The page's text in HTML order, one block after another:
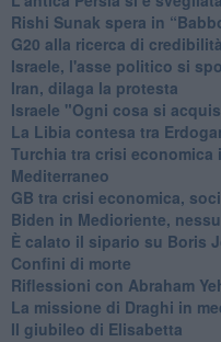
Rishi Sunak spera in
G20 alla ricerca di
Israele, l'asse politico si
Iran, dilaga la protesta
Israele "Ogni cosa si
La Libia contesa tra
Turchia tra crisi
Mediterraneo
GB tra crisi economica,
Biden in Medioriente,
È calato il sipario su Boris
Confini di morte
Riflessioni con Abraham
La missione di Draghi in
Il giubileo di Elisabetta